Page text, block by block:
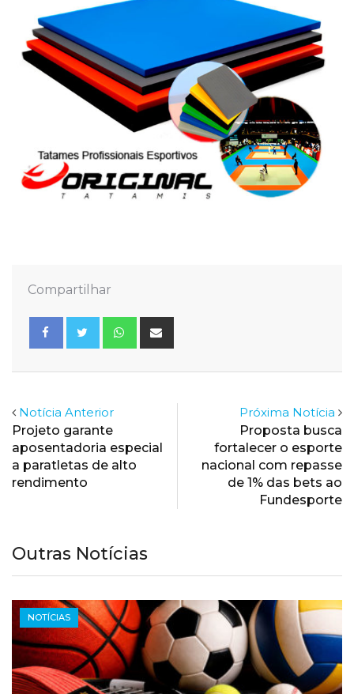
Compartilhar
Whatsapp
Notícia Anterior
Projeto garante
aposentadoria especial
a paratletas de alto
rendimento
Próxima Notícia
Proposta busca
fortalecer o esporte
nacional com repasse
de 1% das bets ao
Fundesporte
Outras Notícias
NOTÍCIAS